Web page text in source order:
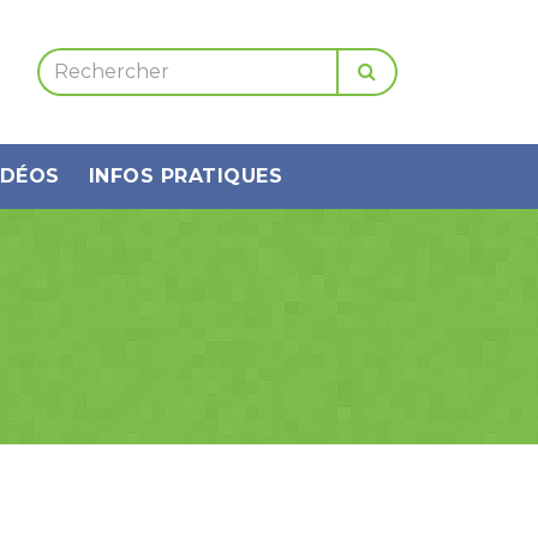
INFOS PRATIQUES